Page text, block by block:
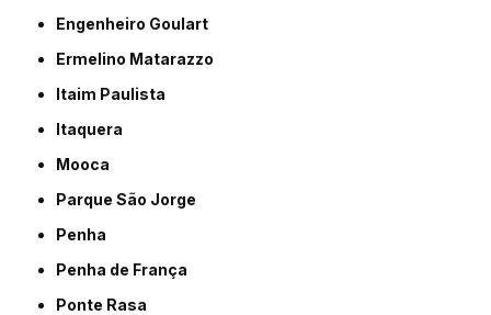
Engenheiro Goulart
Ermelino Matarazzo
Itaim Paulista
Itaquera
Mooca
Parque São Jorge
Penha
Penha de França
Ponte Rasa